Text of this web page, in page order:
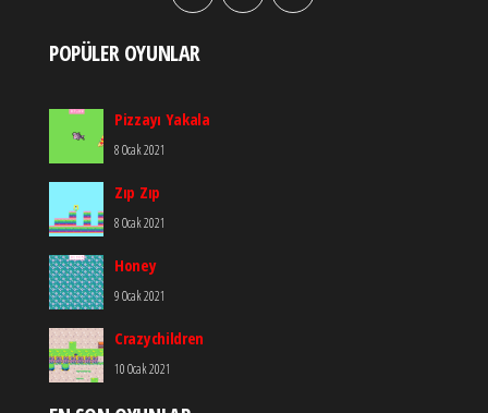
POPÜLER OYUNLAR
Pizzayı Yakala
8 Ocak 2021
Zıp Zıp
8 Ocak 2021
Honey
9 Ocak 2021
Crazychildren
10 Ocak 2021